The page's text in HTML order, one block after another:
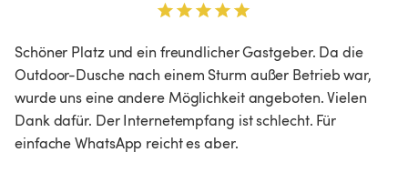
Schöner Platz und ein freundlicher Gastgeber. Da die
Outdoor-Dusche nach einem Sturm außer Betrieb war,
wurde uns eine andere Möglichkeit angeboten. Vielen
Dank dafür. Der Internetempfang ist schlecht. Für
einfache WhatsApp reicht es aber.